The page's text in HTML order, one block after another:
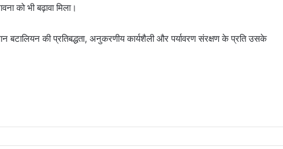
को भी बढ़ावा मिला।
बटालियन की प्रतिबद्धता, अनुकरणीय कार्यशैली और पर्यावरण संरक्षण के प्रति उसके